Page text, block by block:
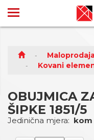
Kovani
OBUJMICA
ŠIPKE 1851/5
Jedinična mjera: kom